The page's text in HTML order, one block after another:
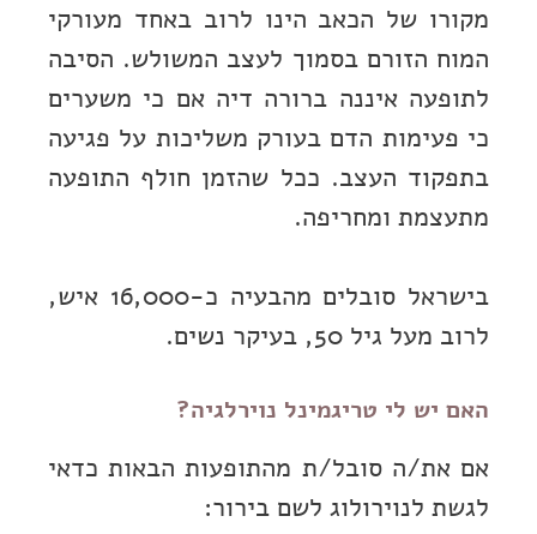
מקורו של הכאב הינו לרוב באחד מעורקי
המוח הזורם בסמוך לעצב המשולש. הסיבה
לתופעה איננה ברורה דיה אם כי משערים
כי פעימות הדם בעורק משליכות על פגיעה
בתפקוד העצב. ככל שהזמן חולף התופעה
מתעצמת ומחריפה.
בישראל סובלים מהבעיה כ-16,000 איש,
לרוב מעל גיל 50, בעיקר נשים.
האם יש לי טריגמינל נוירלגיה?
אם את/ה סובל/ת מהתופעות הבאות כדאי
לגשת לנוירולוג לשם בירור: